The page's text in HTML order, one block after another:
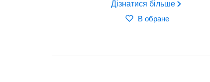
Дізнатися більше
В обране